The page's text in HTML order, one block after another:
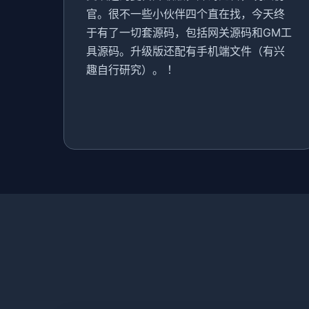
官。很不一些小伙伴四个直在找，今天终
于有了一切套源码，包括网关源码和GM工
具源码。升级版还配有手机端文件（有兴
趣自行研究）。 ！